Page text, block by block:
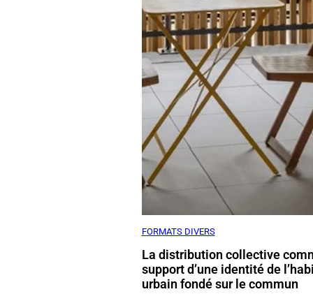
FORMATS DIVERS
La distribution collective
support d’une identité de
urbain fondé sur le commun
coord. Valérie Lebois, Emmanuel Marx,
Mireille Diestchy, Pierre Servain
2025